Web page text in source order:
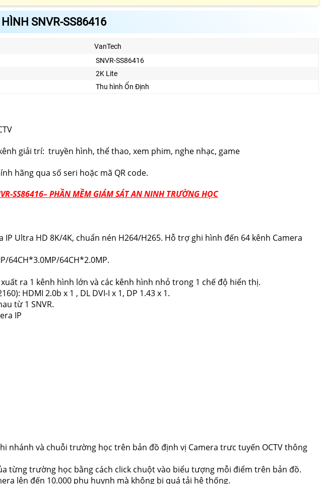
SNVR-SS86416
VanTech
SNVR-SS86416
2K Lite
Thu hình Ổn Định
giải trí: truyền hình, thể thao, xem phim, nghe nhạc, game
hãng qua số seri hoặc mã QR code.
SS86416– PHẦN MỀM GIÁM SÁT AN NINH TRƯỜNG HỌC
Ultra HD 8K/4K, chuẩn nén H264/H265. Hỗ trợ ghi hình đến 64 kênh Camera
64CH*3.0MP/64CH*2.0MP.
ra 1 kênh hình lớn và các kênh hình nhỏ trong 1 chế độ hiển thị.
HDMI 2.0b x 1 , DL DVI-I x 1, DP 1.43 x 1.
từ 1 SNVR.
IP
nhánh và chuỗi trường học trên bản đồ định vị Camera trưc tuyến OCTV thông
từng trường học bằng cách click chuột vào biểu tượng mỗi điểm trên bản đồ.
lên đến 10.000 phụ huynh mà không bị quá tải hệ thống.